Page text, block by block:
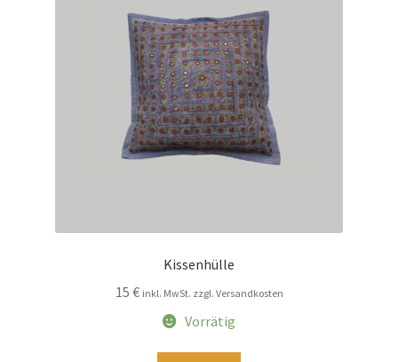
Kissenhülle
15 € inkl. MwSt. zzgl. Versandkosten
Vorrätig